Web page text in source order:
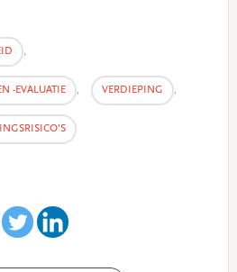
,
-EVALUATIE , VERDIEPING ,